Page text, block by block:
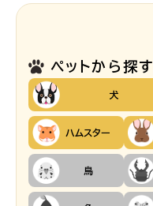
ペットから探す
犬
ハムスター
鳥